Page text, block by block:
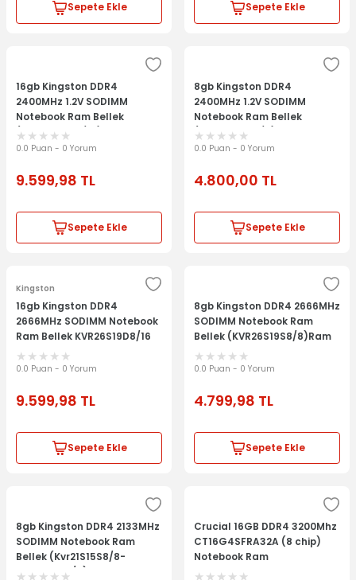
Sepete Ekle Sepete Ekle
16gb Kingston DDR4
2400MHz 1.2V SODIMM
Notebook Ram Bellek
(KVR24S17S8/16) Ram
Laptop Memory Notebook
0.0 Puan - 0 Yorum
9.599,98 TL
Sepete Ekle
8gb Kingston DDR4
2400MHz 1.2V SODIMM
Notebook Ram Bellek
(KVR24S17S8/8) Ram Laptop
Memory Notebook Bellek
0.0 Puan - 0 Yorum
4.800,00 TL
Sepete Ekle
Kingston
16gb Kingston DDR4
2666MHz SODIMM Notebook
Ram Bellek KVR26S19D8/16
Ram Laptop Memory
Notebook Bellek
0.0 Puan - 0 Yorum
9.599,98 TL
Sepete Ekle
8gb Kingston DDR4 2666MHz
SODIMM Notebook Ram
Bellek (KVR26S19S8/8)Ram
Laptop Memory Notebook
Bellek
0.0 Puan - 0 Yorum
4.799,98 TL
Sepete Ekle
8gb Kingston DDR4 2133MHz
SODIMM Notebook Ram
Bellek (Kvr21S15S8/8-
Kvr21S15D8/8)Ram Laptop
Crucial 16GB DDR4 3200Mhz
CT16G4SFRA32A (8 chip)
Notebook Ram